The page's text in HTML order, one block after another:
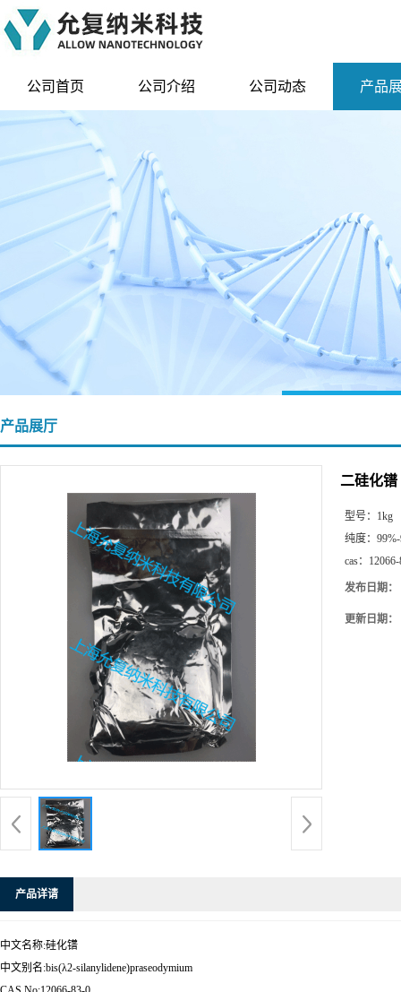
公司首页 公司介绍 公司动态 产品
产品展厅
二硅化镨
型号： 1kg
纯度：
cas：
发布日期：
更新日期：
产品详请
中文名称:硅化镨
中文别名:bis(λ2-silanylidene)praseodymium